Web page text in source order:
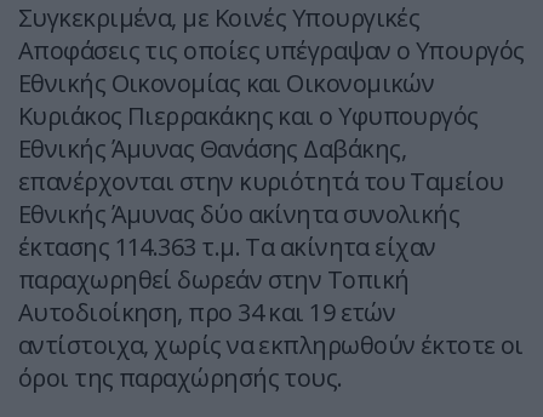
Συγκεκριμένα, με Κοινές Υπουργικές
Αποφάσεις τις οποίες υπέγραψαν ο Υπουργός
Εθνικής Οικονομίας και Οικονομικών
Κυριάκος Πιερρακάκης και ο Υφυπουργός
Εθνικής Άμυνας Θανάσης Δαβάκης,
επανέρχονται στην κυριότητά του Ταμείου
Εθνικής Άμυνας δύο ακίνητα συνολικής
έκτασης 114.363 τ.μ. Τα ακίνητα είχαν
παραχωρηθεί δωρεάν στην Τοπική
Αυτοδιοίκηση, προ 34 και 19 ετών
αντίστοιχα, χωρίς να εκπληρωθούν έκτοτε οι
όροι της παραχώρησής τους.